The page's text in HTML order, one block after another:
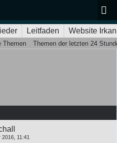
Leitfaden Website
Themen Themen der letzten 24
11:41